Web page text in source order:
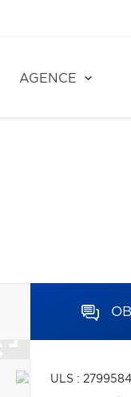
AGENCE
ULS :